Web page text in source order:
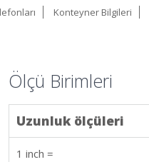
Konteyner Bilgileri
Ölçü Birimleri
Uzunluk ölçüleri
1 inch =